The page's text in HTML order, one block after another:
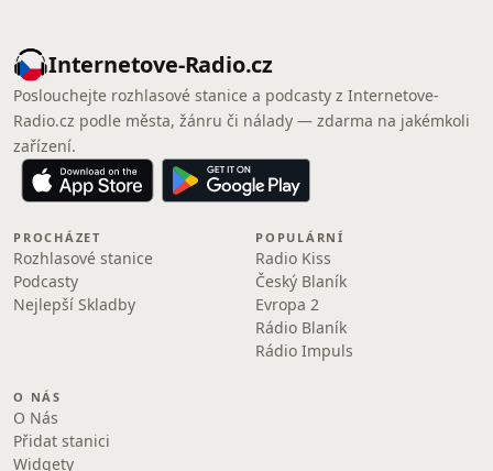
Internetove-Radio.cz
Poslouchejte rozhlasové stanice a podcasty z Internetove-
Radio.cz podle města, žánru či nálady — zdarma na jakémkoli
zařízení.
PROCHÁZET
Rozhlasové stanice
Podcasty
Nejlepší Skladby
POPULÁRNÍ
Radio Kiss
Český Blaník
Evropa 2
Rádio Blaník
Rádio Impuls
O NÁS
O Nás
Přidat stanici
Widgety